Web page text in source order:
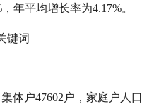
年平均增长率为4.17%。
体户47602户，家庭户人口